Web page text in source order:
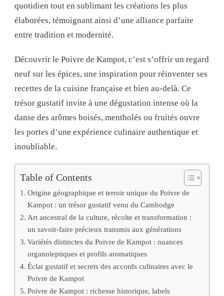
quotidien tout en sublimant les créations les plus
élaborées, témoignant ainsi d’une alliance parfaite
entre tradition et modernité.
Découvrir le Poivre de Kampot, c’est s’offrir un regard
neuf sur les épices, une inspiration pour réinventer ses
recettes de la cuisine française et bien au-delà. Ce
trésor gustatif invite à une dégustation intense où la
danse des arômes boisés, mentholés ou fruités ouvre
les portes d’une expérience culinaire authentique et
inoubliable.
Table of Contents
Origine géographique et terroir unique du Poivre de
Kampot : un trésor gustatif venu du Cambodge
Art ancestral de la culture, récolte et transformation :
un savoir-faire précieux transmis aux générations
Variétés distinctes du Poivre de Kampot : nuances
organoleptiques et profils aromatiques
Éclat gustatif et secrets des accords culinaires avec le
Poivre de Kampot
Poivre de Kampot : richesse historique, labels